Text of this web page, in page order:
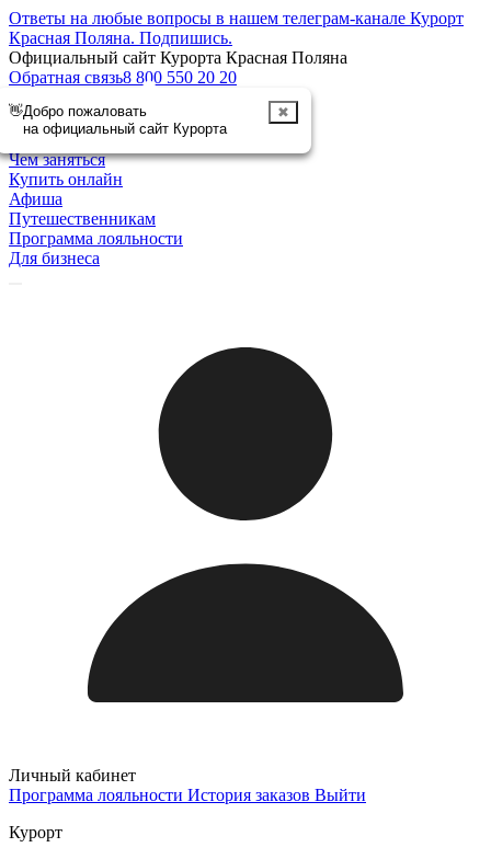
Ответы на любые вопросы в нашем телеграм-канале Курорт
Красная Поляна. Подпишись.
Официальный сайт Курорта Красная Поляна
Обратная связь8 800 550 20 20
👋Добро пожаловать
на официальный сайт Курорта
✖
Отменить
Курорт
Чем заняться
Купить онлайн
Афиша
Путешественникам
Программа лояльности
Для бизнеса
Личный кабинет
Программа лояльности История заказов Выйти
Курорт